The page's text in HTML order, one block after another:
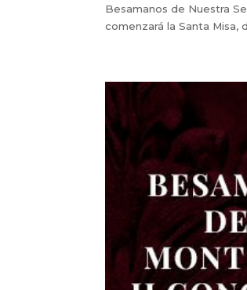
Besamanos de Nuestra
comenzará la Santa Misa,